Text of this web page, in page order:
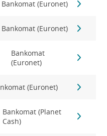
Bankomat (Euronet)
Bankomat (Euronet)
Bankomat
(Euronet)
(Euronet)
Bankomat (Planet
Cash)